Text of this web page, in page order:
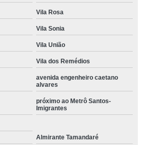
Vila Rosa
Vila Sonia
Vila União
Vila dos Remédios
avenida engenheiro caetano
alvares
próximo ao Metrô Santos-
Imigrantes
Almirante Tamandaré